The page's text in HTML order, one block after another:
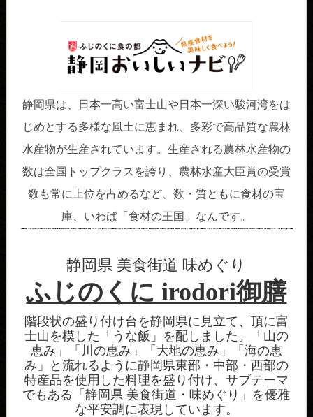
静岡県は、日本一高い富士山や日本一深い駿河湾をは
じめとする多様な風土に恵まれ、多彩で高品質な農林
水産物が生産されています。生産される農林水産物の
数は全国トップクラスを誇り、農林水産大臣賞の受賞
数も常に上位を占めるなど、数・質ともに食材の宝
庫、いわば「食材の王国」なんです。
静岡県 美食街道 味めぐり
ふじのくに irodori御膳
階段状の盛り付け台を静岡県に見立て、頂に富
士山を模した「うな飯」を配しました。「山の
恵み」「川の恵み」「大地の恵み」「海の恵
み」と流れるように静岡県東部・中部・西部の
特産品を使用した料理を盛り付け、サブテーマ
でもある「静岡県 美食街道・味めぐり」を優雅
な平安調に表現しています。